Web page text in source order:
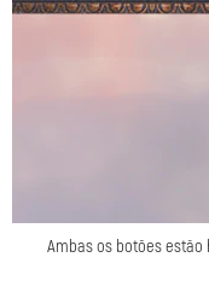
Ambas os botões